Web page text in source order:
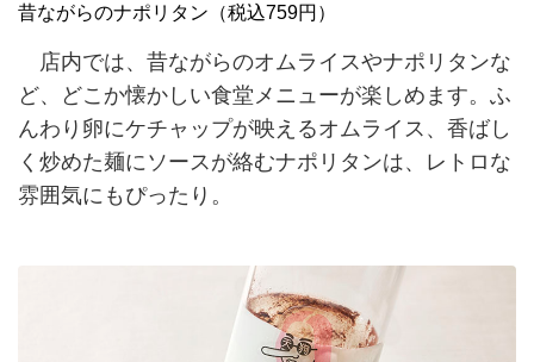
昔ながらのナポリタン（税込759円）
店内では、昔ながらのオムライスやナポリタンな
ど、どこか懐かしい食堂メニューが楽しめます。ふ
んわり卵にケチャップが映えるオムライス、香ばし
く炒めた麺にソースが絡むナポリタンは、レトロな
雰囲気にもぴったり。